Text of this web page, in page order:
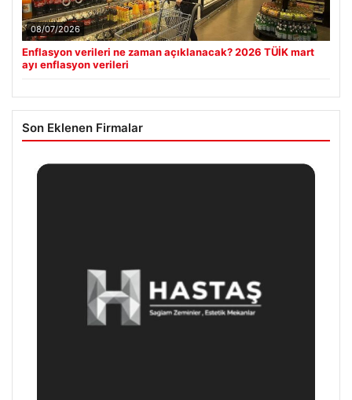
08/07/2026
Enflasyon verileri ne zaman açıklanacak? 2026 TÜİK mart
ayı enflasyon verileri
Son Eklenen Firmalar